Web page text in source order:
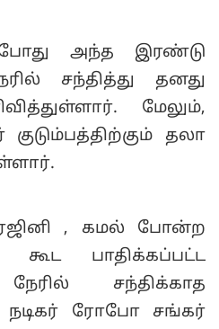
அந்த இரண்டு
சந்தித்து தனது
மேலும்,
தலா
, கமல் போன்ற
கூட பாதிக்கப்பட்ட
நேரில் சந்திக்காத
நடிகர் ரோபோ சங்கர்